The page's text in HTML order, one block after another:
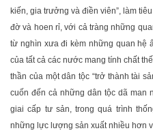
kiến, gia trưởng và điền viên”, làm
đờ và hoen rỉ, với cả tràng những
từ nghìn xưa đi kèm những quan hệ
của tất cả các nước mang tính chất
thần của một dân tộc “trở thành tài
cuốn đến cả những dân tộc dã man
giai cấp tư sản, trong quá trình
những lực lượng sản xuất nhiều hơn